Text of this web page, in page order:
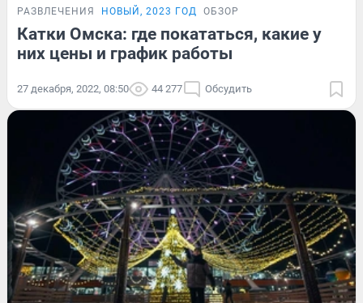
РАЗВЛЕЧЕНИЯ НОВЫЙ, 2023 ГОД ОБЗОР
Катки Омска: где покататься, какие у
них цены и график работы
27 декабря, 2022, 08:50 44 277 Обсудить